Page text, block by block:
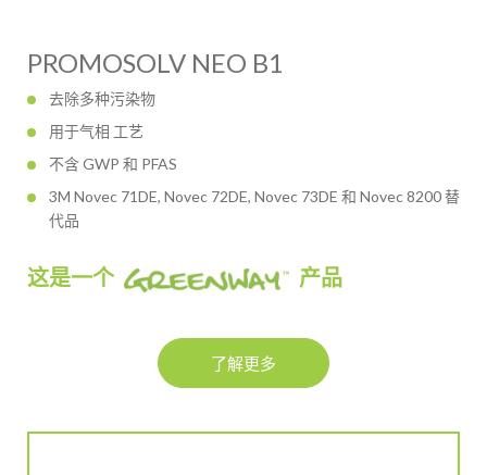
PROMOSOLV NEO B1
去除多种污染物
用于气相 工艺
不含 GWP 和 PFAS
3M Novec 71DE, Novec 72DE, Novec 73DE 和 Novec 8200 替
代品
这是一个 产品
了解更多